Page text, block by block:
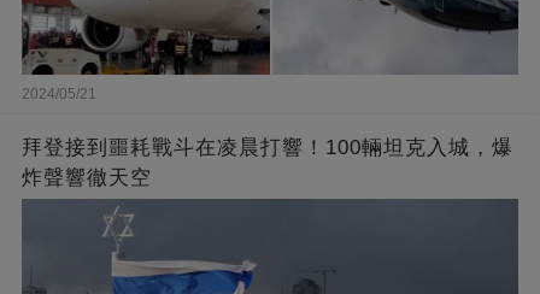
2024/05/21
拜登接到噩耗戰斗在凌晨打響！100輛坦克入城，爆
炸聲響徹天空